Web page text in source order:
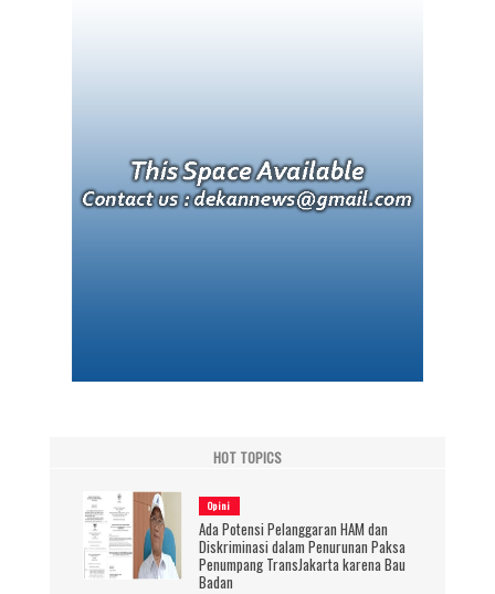
HOT TOPICS
Opini
Ada Potensi Pelanggaran HAM dan
Diskriminasi dalam Penurunan Paksa
Penumpang TransJakarta karena Bau
Badan